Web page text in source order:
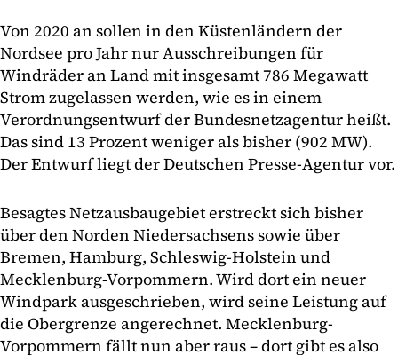
Von 2020 an sollen in den Küstenländern der
Nordsee pro Jahr nur Ausschreibungen für
Windräder an Land mit insgesamt 786 Megawatt
Strom zugelassen werden, wie es in einem
Verordnungsentwurf der Bundesnetzagentur heißt.
Das sind 13 Prozent weniger als bisher (902 MW).
Der Entwurf liegt der Deutschen Presse-Agentur vor.
Besagtes Netzausbaugebiet erstreckt sich bisher
über den Norden Niedersachsens sowie über
Bremen, Hamburg, Schleswig-Holstein und
Mecklenburg-Vorpommern. Wird dort ein neuer
Windpark ausgeschrieben, wird seine Leistung auf
die Obergrenze angerechnet. Mecklenburg-
Vorpommern fällt nun aber raus – dort gibt es also